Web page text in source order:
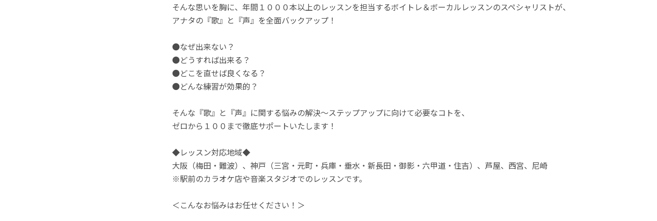
そんな思いを胸に、年間１０００本以上のレッスンを担当するボイトレ＆ボーカルレッスンのスペシャリストが、
アナタの『歌』と『声』を全面バックアップ！
●なぜ出来ない？
●どうすれば出来る？
●どこを直せば良くなる？
●どんな練習が効果的？
そんな『歌』と『声』に関する悩みの解決〜ステップアップに向けて必要なコトを、
ゼロから１００まで徹底サポートいたします！
◆レッスン対応地域◆
大阪（梅田・難波）、神戸（三宮・元町・兵庫・垂水・新長田・御影・六甲道・住吉）、芦屋、西宮、尼崎
※駅前のカラオケ店や音楽スタジオでのレッスンです。
＜こんなお悩みはお任せください！＞